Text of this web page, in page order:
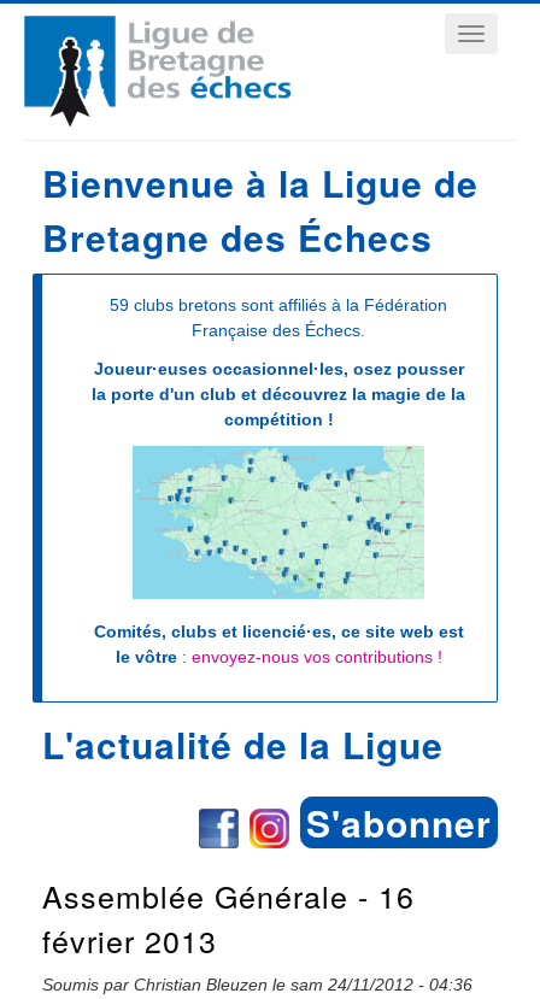
Aller
contenu
principal
Navigation
principale
Bienvenue à la Ligue de
Bretagne des Échecs
59 clubs bretons sont affiliés à la Fédération
Française des Échecs.
Joueur·euses occasionnel·les, osez pousser
la porte d'un club et découvrez la magie de la
compétition !
Comités, clubs et licencié·es, ce site web est
le vôtre: envoyez-nous vos contributions !
L'actualité de la Ligue
S'abonner
Assemblée Générale - 16
février 2013
Soumis par Christian Bleuzen le sam 24/11/2012 - 04:36